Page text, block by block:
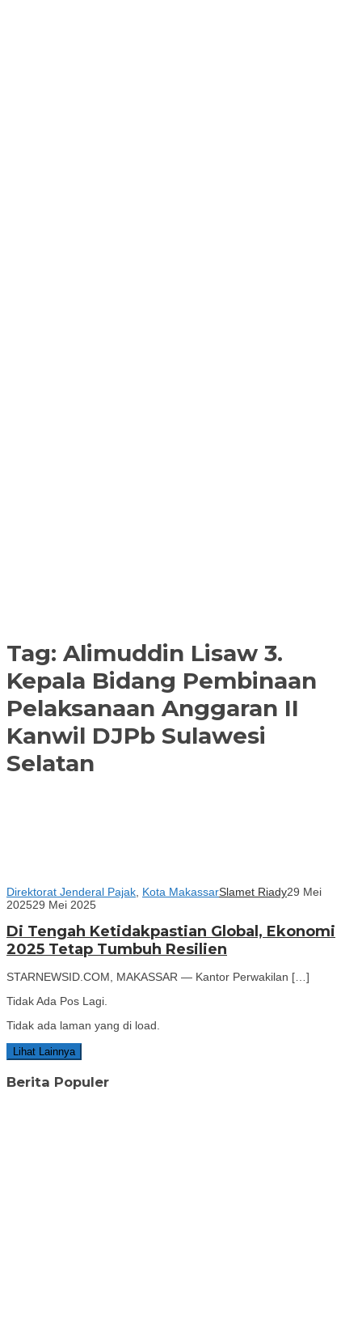
Tag: Alimuddin Lisaw 3.
Kepala Bidang Pembinaan
Pelaksanaan Anggaran II
Kanwil DJPb Sulawesi
Selatan
Direktorat Jenderal Pajak Kota MakassarSlamet Riady29 Mei
202529 Mei 2025
Di Tengah Ketidakpastian Global, Ekonomi
2025 Tetap Tumbuh Resilien
STARNEWSID.COM, MAKASSAR — Kantor Perwakilan […]
Tidak Ada Pos Lagi.
Tidak ada laman yang di load.
Lihat Lainnya
Berita Populer